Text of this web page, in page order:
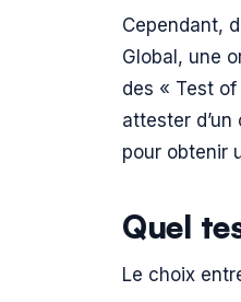
Cependant,
Global, une
des « Test
attester
pour obtenir
Quel
Le choix